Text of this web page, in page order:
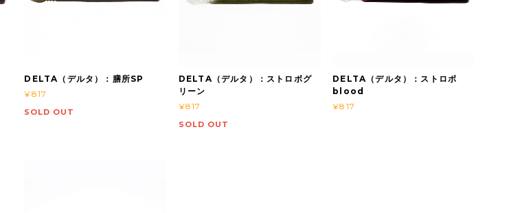
DELTA（デルタ）：膳所SP
¥817
SOLD OUT
DELTA（デルタ）：ストロボグ
リーン
¥817
SOLD OUT
DELTA（デルタ）：ストロボ
blood
¥817